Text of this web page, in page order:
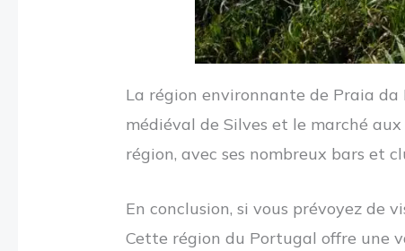
La région environnante de Praia
médiéval de Silves et le marché
région, avec ses nombreux bars et
En conclusion, si vous prévoyez de
Cette région du Portugal offre une